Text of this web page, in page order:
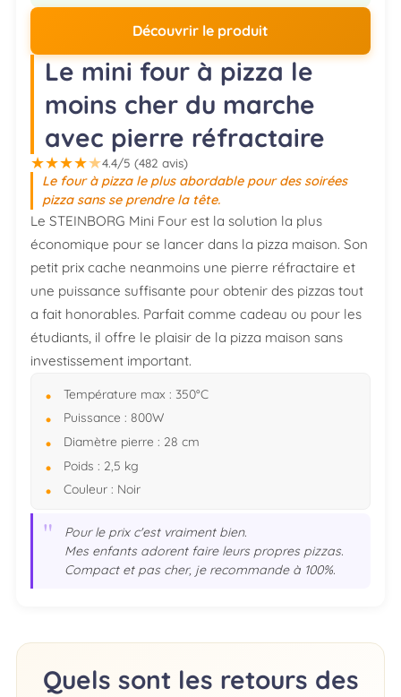
Découvrir le produit
Le mini four à pizza le
moins cher du marche
avec pierre réfractaire
★★★★★4.4/5 (482 avis)
Le four à pizza le plus abordable pour des soirées
pizza sans se prendre la tête.
Le STEINBORG Mini Four est la solution la plus
économique pour se lancer dans la pizza maison. Son
petit prix cache neanmoins une pierre réfractaire et
une puissance suffisante pour obtenir des pizzas tout
a fait honorables. Parfait comme cadeau ou pour les
étudiants, il offre le plaisir de la pizza maison sans
investissement important.
Température max : 350°C
Puissance : 800W
Diamètre pierre : 28 cm
Poids : 2,5 kg
Couleur : Noir
"
Pour le prix c'est vraiment bien.
Mes enfants adorent faire leurs propres pizzas.
Compact et pas cher, je recommande à 100%.
Quels sont les retours des